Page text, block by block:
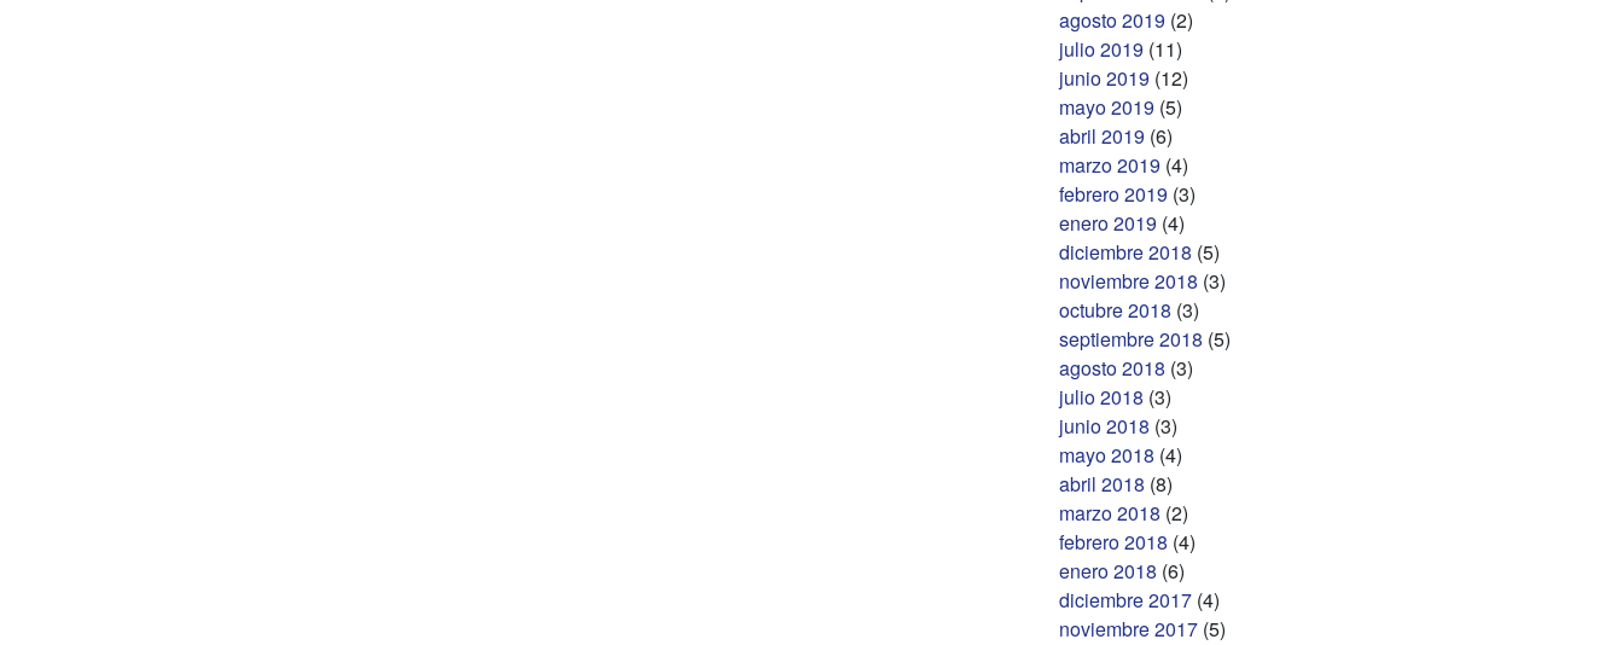
agosto 2019 (2)
julio 2019 (11)
junio 2019 (12)
mayo 2019 (5)
abril 2019 (6)
marzo 2019 (4)
febrero 2019 (3)
enero 2019 (4)
diciembre 2018 (5)
noviembre 2018 (3)
octubre 2018 (3)
septiembre 2018 (5)
agosto 2018 (3)
julio 2018 (3)
junio 2018 (3)
mayo 2018 (4)
abril 2018 (8)
marzo 2018 (2)
febrero 2018 (4)
enero 2018 (6)
diciembre 2017 (4)
noviembre 2017 (5)